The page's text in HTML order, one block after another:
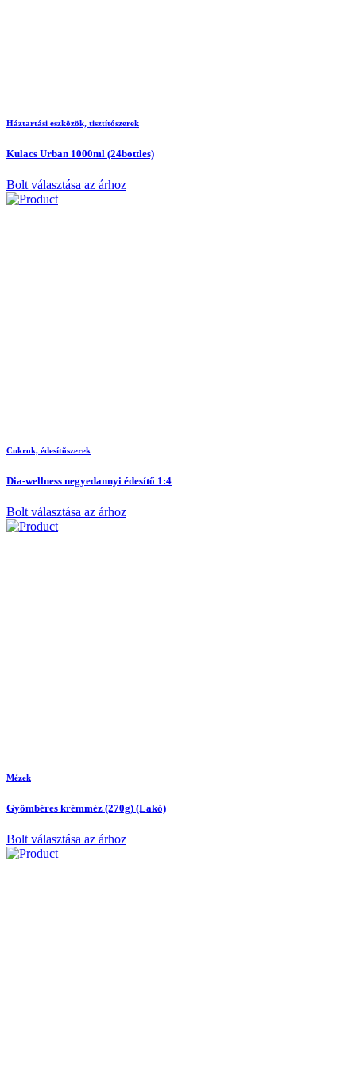
Háztartási eszközök, tisztítószerek
Kulacs Urban 1000ml (24bottles)
Bolt választása az árhoz
Cukrok, édesítõszerek
Dia-wellness negyedannyi édesítő 1:4
Bolt választása az árhoz
Mézek
Gyömbéres krémméz (270g) (Lakó)
Bolt választása az árhoz